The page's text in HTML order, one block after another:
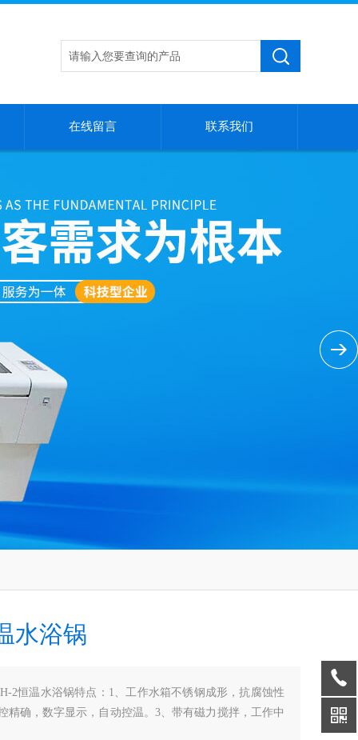
在线留言 联系我们
水浴锅
2恒温水浴锅特点：1、工作水箱不锈钢成形，抗腐蚀性
精确，数字显示，自动控温。3、带有磁力搅拌，工作中